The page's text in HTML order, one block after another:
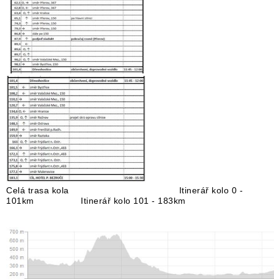
Celá trasa kola Itinerář kolo 0 -
101km Itinerář kolo 101 - 183km